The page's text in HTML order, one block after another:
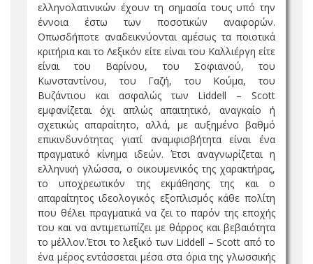
ελληνολατινικών έχουν τη σημασία τους υπό την
έννοια έστω των ποσοτικών αναφορών.
Οπωσδήποτε αναδεικνύονται αμέσως τα ποιοτικά
κριτήρια και το Λεξικόν είτε είναι του Καλλιέργη είτε
είναι του Βαρίνου, του Σοφιανού, του
Κωνσταντίνου, του Γαζή, του Κούμα, του
Βυζάντιου και ασφαλώς των Liddell – Scott
εμφανίζεται όχι απλώς απαιτητικό, αναγκαίο ή
σχετικώς απαραίτητο, αλλά, με αυξημένο βαθμό
επικινδυνότητας γιατί αναμφισβήτητα είναι ένα
πραγματικό κίνημα ιδεών. Έτσι αναγνωρίζεται η
ελληνική γλώσσα, ο οικουμενικός της χαρακτήρας,
το υποχρεωτικόν της εκμάθησης της και ο
απαραίτητος ιδεολογικός εξοπλισμός κάθε πολίτη
που θέλει πραγματικά να ζει το παρόν της εποχής
του και να αντιμετωπίζει με θάρρος και βεβαιότητα
το μέλλον.Έτσι το λεξικό των Liddell – Scott από το
ένα μέρος εντάσσεται μέσα στα όρια της γλωσσικής